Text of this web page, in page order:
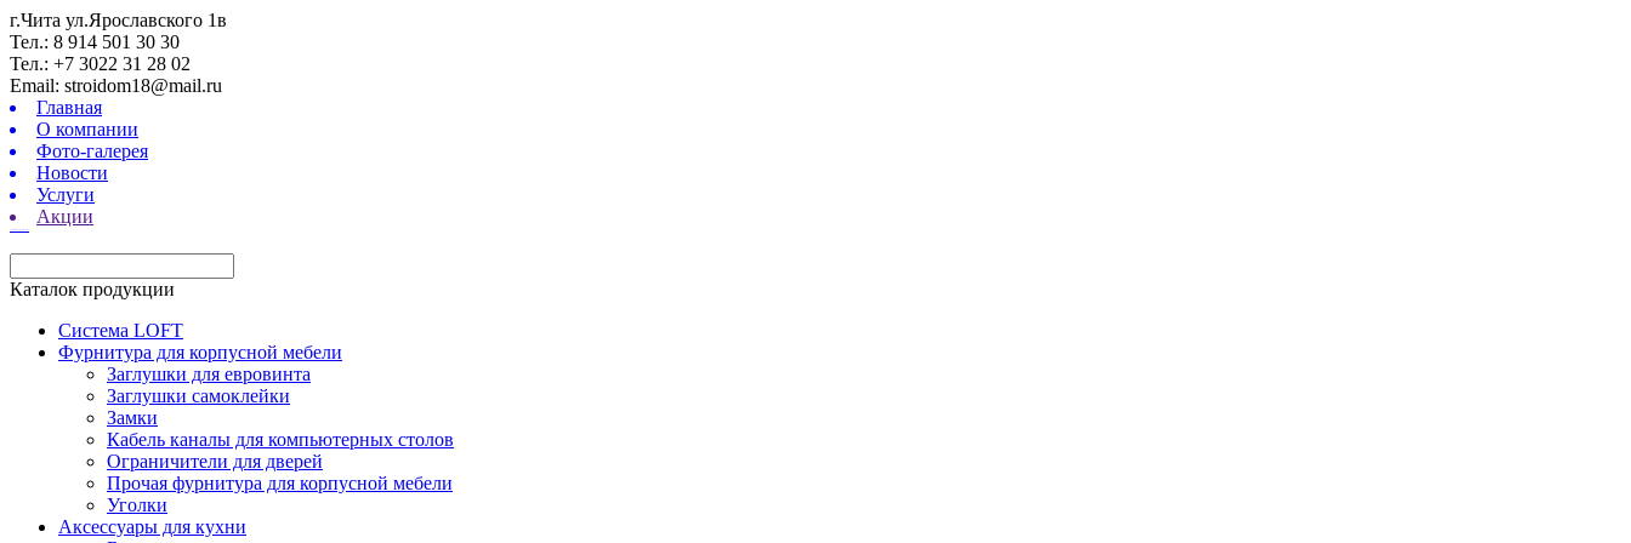
г.Чита ул.Ярославского 1в
Тел.: 8 914 501 30 30
Тел.: +7 3022 31 28 02
Email: stroidom18@mail.ru
Главная
О компании
Фото-галерея
Новости
Услуги
Акции
Каталок продукции
Система LOFT
Фурнитура для корпусной мебели
Заглушки для евровинта
Заглушки самоклейки
Замки
Кабель каналы для компьютерных столов
Ограничители для дверей
Прочая фурнитура для корпусной мебели
Уголки
Аксессуары для кухни